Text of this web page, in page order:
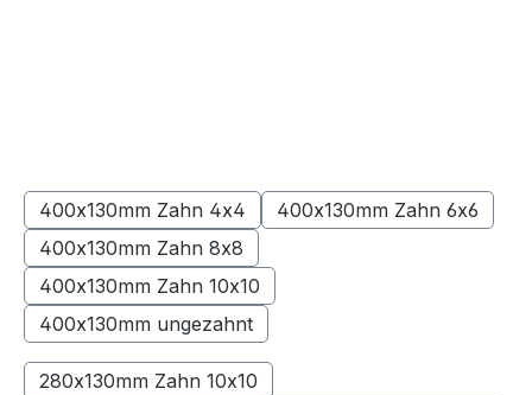
400x130mm Zahn 4x4
(Diese Option ist zurzeit nicht verfügbar.)
400x130mm Zahn 6x6
(Diese Option ist
400x130mm Zahn 8x8
(Diese Option ist zurzeit nicht verfügbar.)
400x130mm Zahn 10x10
(Diese Option ist zurzeit nicht verfügbar.)
400x130mm ungezahnt
(Diese Option ist zurzeit nicht verfügbar.)
280x130mm Zahn 10x10